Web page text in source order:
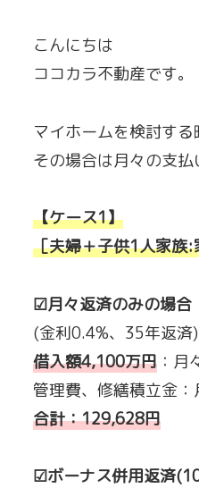
こんにちは
ココカラ不動産です。
マイホームを検討す
その場合は月々の支払
【ケース1】
［夫婦＋子供1人家族
☑月々返済のみの場合
(金利0.4%、35年返済)
借入額4,100万円：月
管理費、修繕積立金
合計：129,628円
☑ボーナス併用返済